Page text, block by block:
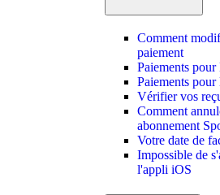
Comment
paiement
Paiements
Paiements
Vérifier vos
Comment
abonnement
Votre date de
Impossible de
l'appli iOS